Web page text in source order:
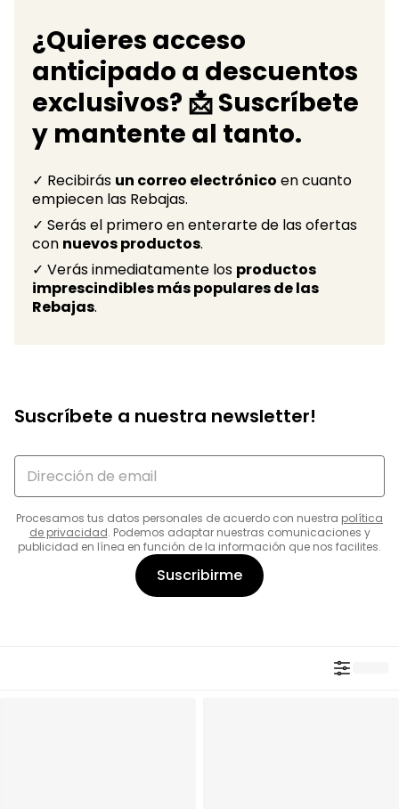
¿Quieres acceso
anticipado a descuentos
exclusivos? 📩 Suscríbete
y mantente al tanto.
✓ Recibirás un correo electrónico en cuanto
empiecen las Rebajas.
✓ Serás el primero en enterarte de las ofertas
con nuevos productos.
✓ Verás inmediatamente los productos
imprescindibles más populares de las
Rebajas.
Suscríbete a nuestra newsletter!
Procesamos tus datos personales de acuerdo con nuestra política
de privacidad. Podemos adaptar nuestras comunicaciones y
publicidad en línea en función de la información que nos facilites.
Suscribirme